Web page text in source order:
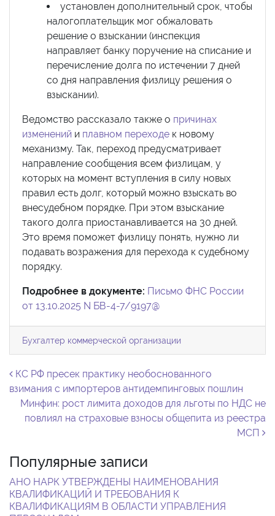
установлен дополнительный срок, чтобы
налогоплательщик мог обжаловать
решение о взыскании (инспекция
направляет банку поручение на списание и
перечисление долга по истечении 7 дней
со дня направления физлицу решения о
взыскании).
Ведомство рассказало также о причинах
изменений и плавном переходе к новому
механизму. Так, переход предусматривает
направление сообщения всем физлицам, у
которых на момент вступления в силу новых
правил есть долг, который можно взыскать во
внесудебном порядке. При этом взыскание
такого долга приостанавливается на 30 дней.
Это время поможет физлицу понять, нужно ли
подавать возражения для перехода к судебному
порядку.
Подробнее в документе: Письмо ФНС России
от 13.10.2025 N БВ-4-7/9197@
Бухгалтер коммерческой организации
Навигация по записям
КС РФ пресек практику необоснованного
взимания с импортеров антидемпинговых пошлин
Минфин: рост лимита доходов для льготы по НДС не
повлиял на страховые взносы общепита из реестра
МСП
Популярные записи
АНО НАРК УТВЕРЖДЕНЫ НАИМЕНОВАНИЯ
КВАЛИФИКАЦИЙ И ТРЕБОВАНИЯ К
КВАЛИФИКАЦИЯМ В ОБЛАСТИ УПРАВЛЕНИЯ